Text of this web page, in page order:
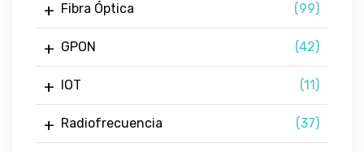
Fibra Óptica (99)
GPON (42)
IOT (11)
Radiofrecuencia (37)